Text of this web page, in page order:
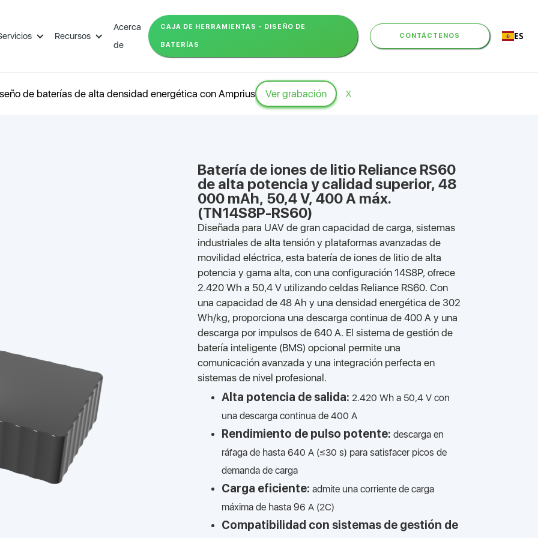
Recursos
Acerca
de
CAJA DE HERRAMIENTAS - DISEÑO DE
BATERÍAS
CONTÁCTENOS ES
de baterías de alta densidad energética con Amprius Ver grabación X
Batería de iones de litio Reliance RS60
de alta potencia y calidad superior, 48
000 mAh, 50,4 V, 400 A máx.
(TN14S8P-RS60)
Diseñada para UAV de gran capacidad de carga, sistemas
industriales de alta tensión y plataformas avanzadas de
movilidad eléctrica, esta batería de iones de litio de alta
potencia y gama alta, con una configuración 14S8P, ofrece
2.420 Wh a 50,4 V utilizando celdas Reliance RS60. Con
una capacidad de 48 Ah y una densidad energética de 302
Wh/kg, proporciona una descarga continua de 400 A y una
descarga por impulsos de 640 A. El sistema de gestión de
batería inteligente (BMS) opcional permite una
comunicación avanzada y una integración perfecta en
sistemas de nivel profesional.
Alta potencia de salida: 2.420 Wh a 50,4 V con
una descarga continua de 400 A
Rendimiento de pulso potente: descarga en
ráfaga de hasta 640 A (≤30 s) para satisfacer picos de
demanda de carga
Carga eficiente: admite una corriente de carga
máxima de hasta 96 A (2C)
Compatibilidad con sistemas de gestión de